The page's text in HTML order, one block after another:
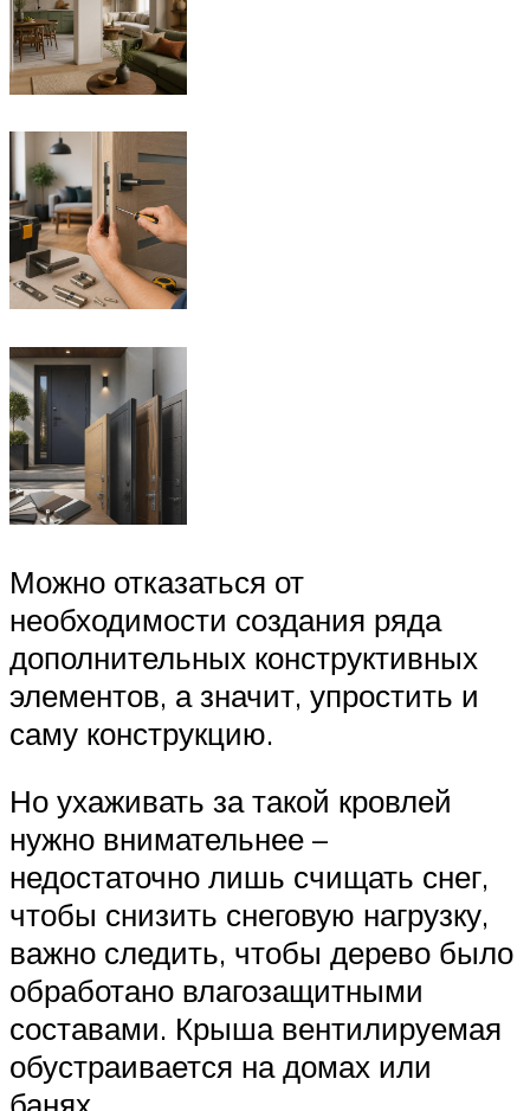
Можно отказаться от
необходимости создания ряда
дополнительных конструктивных
элементов, а значит, упростить и
саму конструкцию.
Но ухаживать за такой кровлей
нужно внимательнее –
недостаточно лишь счищать снег,
чтобы снизить снеговую нагрузку,
важно следить, чтобы дерево было
обработано влагозащитными
составами. Крыша вентилируемая
обустраивается на домах или